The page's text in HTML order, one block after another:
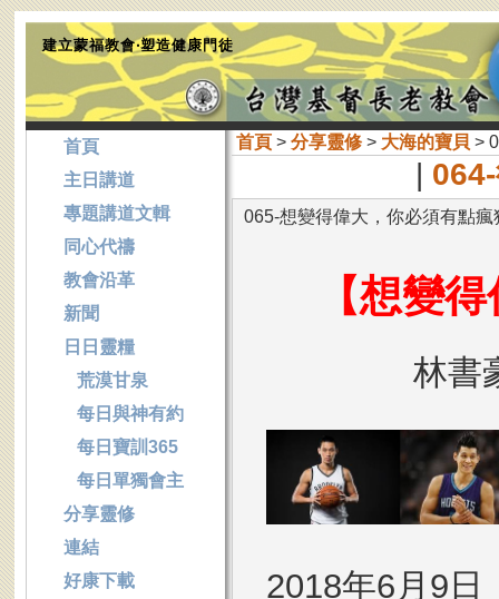
建立蒙福教會‧塑造健康門徒
首頁> 分享靈修> 大海的寶貝 >
|
065-想變得偉大，你必須有點瘋
【想變
林書
2018年6月9日
首頁
主日講道
專題講道文輯
同心代禱
教會沿革
新聞
日日靈糧
荒漠甘泉
每日與神有約
每日寶訓365
每日單獨會主
分享靈修
連結
好康下載